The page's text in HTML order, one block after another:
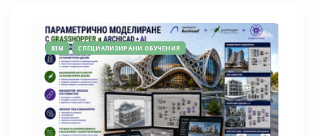
BIM СПЕЦИАЛИЗИРАНИ ОБУЧЕНИЯ